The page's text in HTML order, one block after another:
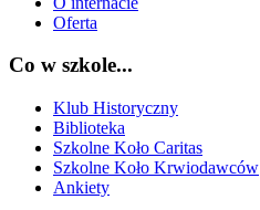
Oferta
Co w szkole...
Klub Historyczny
Biblioteka
Szkolne Koło Caritas
Szkolne Koło Krwiodawców
Ankiety